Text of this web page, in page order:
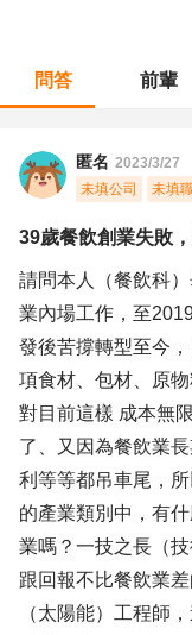
問答 前輩
匿名 2023/3/27
未填公司
未填
39歲餐飲創業失敗
請問本人（餐飲科
業內場工作，至
發後苦撐轉型至今
項食材、包材、原
對目前這樣 成本無
了、又因為餐飲業
利等等都吊車尾，
的產業類別中，有
業嗎？一技之長（
跟回報不比餐飲業
（太陽能）工程師